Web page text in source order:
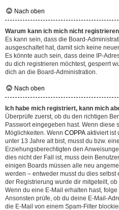
Nach oben
Warum kann ich mich nicht
Es kann sein, dass die Board-
ausgeschaltet hat, damit sich keine
Es könnte auch sein, dass deine IP-
du dich registrieren möchtest, gesperrt
dich an die Board-Administration.
Nach oben
Ich habe mich registriert, kann mich
Überprüfe zuerst, ob du den richtigen
Passwort eingegeben hast. Wenn diese
Möglichkeiten. Wenn COPPA aktiviert ist
unter 13 Jahre alt bist, musst du bzw.
Erziehungsberechtigten den
dies nicht der Fall ist, muss dein
einigen Boards müssen alle neu
werden – entweder musst du dies selbst
der Registrierung wurde dir mitgeteilt,
Wenn du eine E-Mail erhalten hast,
Ansonsten prüfe, ob du deine E-Mail-
die E-Mail von einem Spam-Filter